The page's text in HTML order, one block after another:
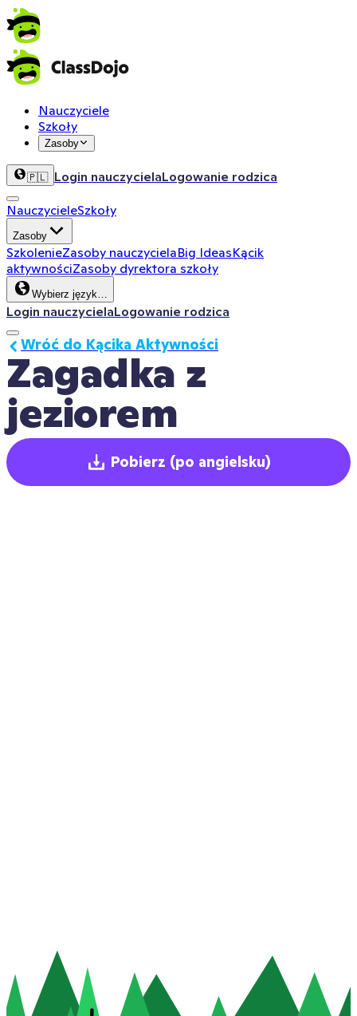
Nauczyciele
Szkoły
Zasoby
🇵🇱 Login nauczycielaLogowanie rodzica
NauczycieleSzkoły
Zasoby
SzkolenieZasoby nauczycielaBig IdeasKącik
aktywnościZasoby dyrektora szkoły
Wybierz język…
Login nauczycielaLogowanie rodzica
Zagadka z
jeziorem
Wróć do Kącika Aktywności
Pobierz (po angielsku)